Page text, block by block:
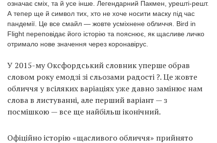
EN
RU
означає сміх, та й усе інше. Легендарний Пакмен, урешті-решт.
А тепер ще й символ тих, хто не хоче носити маску під час
пандемії. Це все смайл — жовте усміхнене обличчя. Bird in
Flight переповідає його історію та пояснює, як щасливе личко
отримало нове значення через коронавірус.
У 2015-му Оксфордський словник уперше обрав
словом року емодзі зі сльозами радості ?. Це жовте
обличчя у всіляких варіаціях уже давно замінює нам
слова в листуванні, але перший варіант — з
посмішкою — все ще найбільш іконічний.
Офіційно історію «щасливого обличчя» прийнято